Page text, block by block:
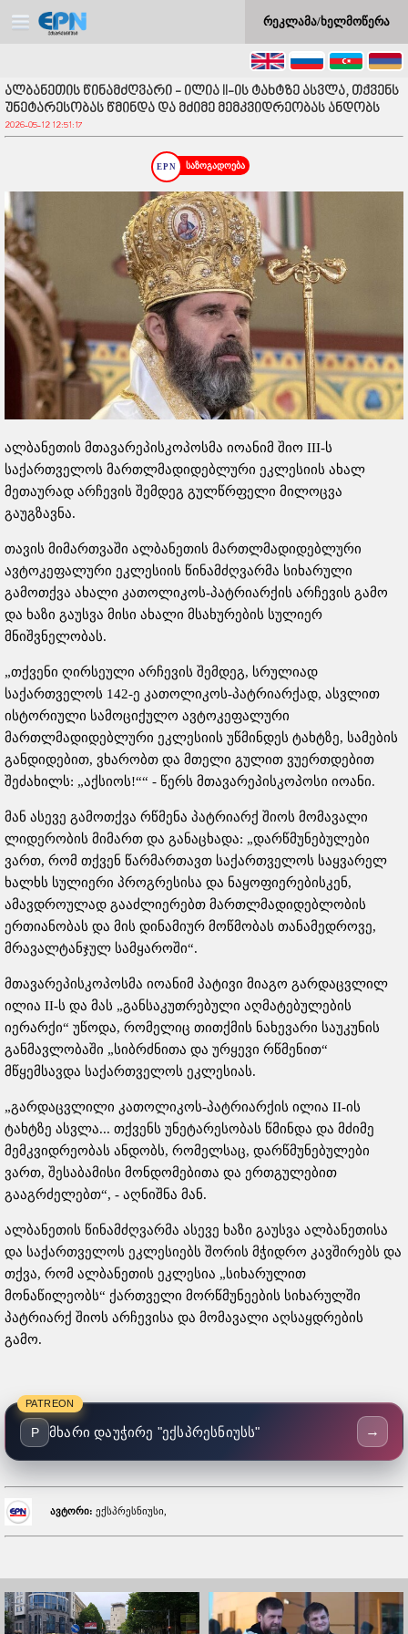
რეკლამა/ხელმოწერა
ალბანეთის წინამძღვარი - ილია II-ის ტახტზე ასვლა, თქვენს
უნეტარესობას წმინდა და მძიმე მემკვიდრეობას ანდობს
2026-05-12 12:51:17
საზოგადოება
ალბანეთის მთავარეპისკოპოსმა იოანიმ შიო III-ს
საქართველოს მართლმადიდებლური ეკლესიის ახალ
მეთაურად არჩევის შემდეგ გულწრფელი მილოცვა
გაუგზავნა.
თავის მიმართვაში ალბანეთის მართლმადიდებლური
ავტოკეფალური ეკლესიის წინამძღვარმა სიხარული
გამოთქვა ახალი კათოლიკოს-პატრიარქის არჩევის გამო
და ხაზი გაუსვა მისი ახალი მსახურების სულიერ
მნიშვნელობას.
„თქვენი ღირსეული არჩევის შემდეგ, სრულიად
საქართველოს 142-ე კათოლიკოს-პატრიარქად, ასვლით
ისტორიული სამოციქულო ავტოკეფალური
მართლმადიდებლური ეკლესიის უწმინდეს ტახტზე, სამების
განდიდებით, ვხარობთ და მთელი გულით ვუერთდებით
შეძახილს: „აქსიოს!““ - წერს მთავარეპისკოპოსი იოანი.
მან ასევე გამოთქვა რწმენა პატრიარქ შიოს მომავალი
ლიდერობის მიმართ და განაცხადა: „დარწმუნებულები
ვართ, რომ თქვენ წარმართავთ საქართველოს საყვარელ
ხალხს სულიერი პროგრესისა და ნაყოფიერებისკენ,
ამავდროულად გააძლიერებთ მართლმადიდებლობის
ერთიანობას და მის დინამიურ მოწმობას თანამედროვე,
მრავალტანჯულ სამყაროში“.
მთავარეპისკოპოსმა იოანიმ პატივი მიაგო გარდაცვლილ
ილია II-ს და მას „განსაკუთრებული აღმატებულების
იერარქი“ უწოდა, რომელიც თითქმის ნახევარი საუკუნის
განმავლობაში „სიბრძნითა და ურყევი რწმენით“
მწყემსავდა საქართველოს ეკლესიას.
„გარდაცვლილი კათოლიკოს-პატრიარქის ილია II-ის
ტახტზე ასვლა... თქვენს უნეტარესობას წმინდა და მძიმე
მემკვიდრეობას ანდობს, რომელსაც, დარწმუნებულები
ვართ, შესაბამისი მონდომებითა და ერთგულებით
გააგრძელებთ“, - აღნიშნა მან.
ალბანეთის წინამძღვარმა ასევე ხაზი გაუსვა ალბანეთისა
და საქართველოს ეკლესიებს შორის მჭიდრო კავშირებს და
თქვა, რომ ალბანეთის ეკლესია „სიხარულით
მონაწილეობს“ ქართველი მორწმუნეების სიხარულში
პატრიარქ შიოს არჩევისა და მომავალი აღსაყდრების
გამო.
PATREON
P მხარი დაუჭირე "ექსპრესნიუსს" →
ავტორი: ექსპრესნიუსი,